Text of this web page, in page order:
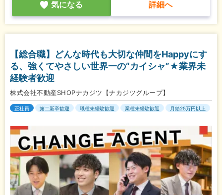
気になる 詳細へ
【総合職】どんな時代も大切な仲間をHappyにす
る、強くてやさしい世界一の“カイシャ”★業界未
経験者歓迎
株式会社不動産SHOPナカジツ【ナカジツグループ】
正社員 第二新卒歓迎 職種未経験歓迎 業種未経験歓迎 月給25万円以上